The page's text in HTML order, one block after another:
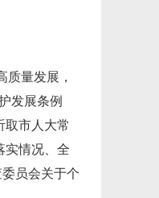
量发展，
发展条例
取市人大常
实情况、全
员会关于个